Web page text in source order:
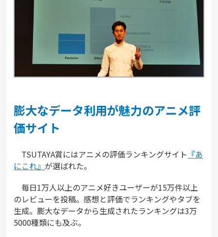
膨大なデータ利用が魅力のアニメ評
価サイト
TSUTAYA賞にはアニメの評価ランキングサイト 『あ
にこれ』が選ばれた。
毎日1万人以上のアニメ好きユーザーが15万件以上
のレビューを投稿。感想と評価でランキングやタブを
生成。膨大なデータから生成されたランキングは3万
5000種類にも及ぶ。